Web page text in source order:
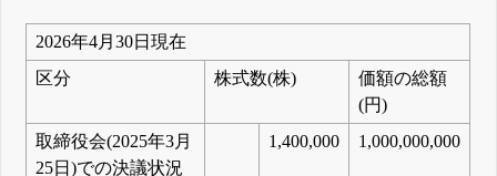
2026年4月30日現在
区分
株式数(株)
価額の総額
(円)
取締役会(2025年3月
25日)での決議状況
1,400,000 1,000,000,000